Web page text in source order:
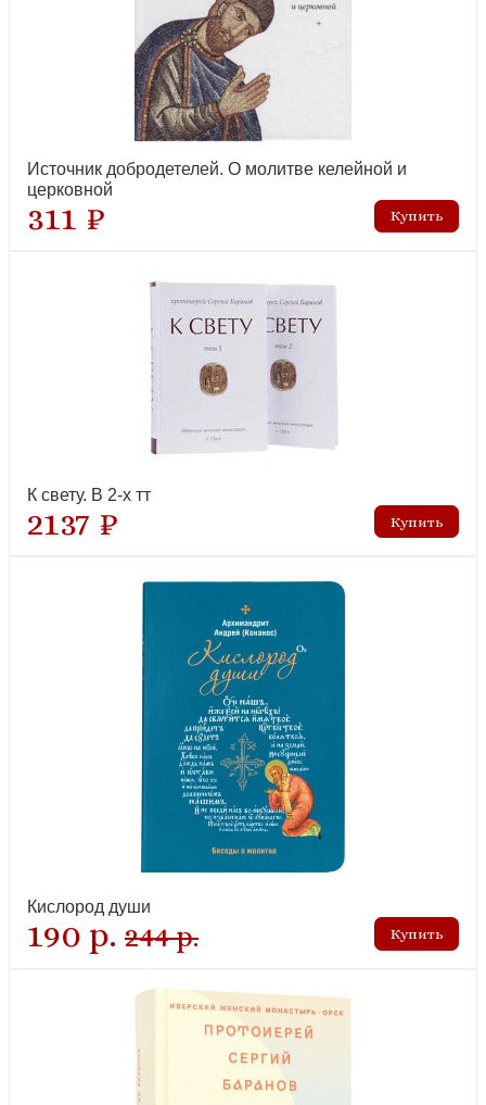
Благословение в каждом дне. Беседы и пророчества
новинка
Книга Притчей Соломоновых
Проповеди по четвергам и не только
В православие стоит вдуматься. Случаи из практики.
Проповеди. Выборки из дневников
Источник добродетелей. О молитве келейной и
церковной
311 ₽
К свету. В 2-х тт
2137 ₽
Кислород души
190 р. 244 р.